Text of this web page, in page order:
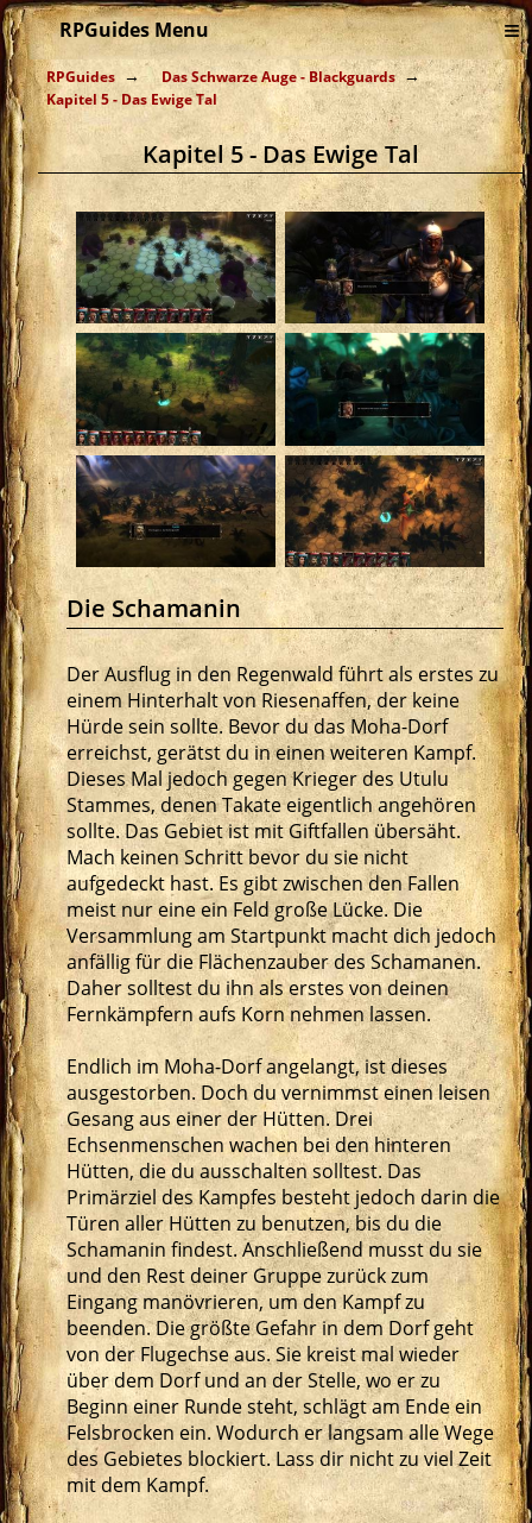
RPGuides Menu ≡
RPGuides
Das Schwarze Auge - Blackguards
Kapitel 5 - Das Ewige Tal
Kapitel 5 - Das Ewige Tal
Die Schamanin
Der Ausflug in den Regenwald führt als erstes zu
einem Hinterhalt von Riesenaffen, der keine
Hürde sein sollte. Bevor du das Moha-Dorf
erreichst, gerätst du in einen weiteren Kampf.
Dieses Mal jedoch gegen Krieger des Utulu
Stammes, denen Takate eigentlich angehören
sollte. Das Gebiet ist mit Giftfallen übersäht.
Mach keinen Schritt bevor du sie nicht
aufgedeckt hast. Es gibt zwischen den Fallen
meist nur eine ein Feld große Lücke. Die
Versammlung am Startpunkt macht dich jedoch
anfällig für die Flächenzauber des Schamanen.
Daher solltest du ihn als erstes von deinen
Fernkämpfern aufs Korn nehmen lassen.
Endlich im Moha-Dorf angelangt, ist dieses
ausgestorben. Doch du vernimmst einen leisen
Gesang aus einer der Hütten. Drei
Echsenmenschen wachen bei den hinteren
Hütten, die du ausschalten solltest. Das
Primärziel des Kampfes besteht jedoch darin die
Türen aller Hütten zu benutzen, bis du die
Schamanin findest. Anschließend musst du sie
und den Rest deiner Gruppe zurück zum
Eingang manövrieren, um den Kampf zu
beenden. Die größte Gefahr in dem Dorf geht
von der Flugechse aus. Sie kreist mal wieder
über dem Dorf und an der Stelle, wo er zu
Beginn einer Runde steht, schlägt am Ende ein
Felsbrocken ein. Wodurch er langsam alle Wege
des Gebietes blockiert. Lass dir nicht zu viel Zeit
mit dem Kampf.